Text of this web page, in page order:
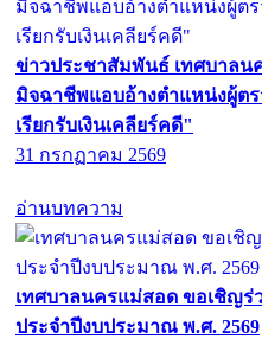
ข่าวประชาสัมพันธ์ เทศบาลน
มิจฉาชีพแอบอ้างตำแหน่งผู้ต
เรียกรับเงินเคลียร์คดี"
31 กรกฏาคม 2569
อ่านบทความ
เทศบาลนครแม่สอด ขอเชิญ
ประจำปีงบประมาณ พ.ศ. 2569